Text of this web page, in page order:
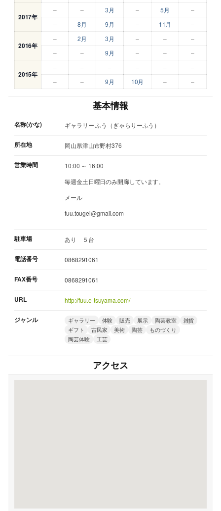
2017年
– – 3月 – 5月
–
–
8月 9月 – 11月 –
2016年
– 2月 3月 – –
–
–
– 9月 – – –
2015年
– – – – –
–
–
– 9月 10月 – –
基本情報
名称(かな) ギャラリー ふう（ぎゃらりーふう）
所在地 岡山県津山市野村376
営業時間
10:00 ～ 16:00
毎週金土日曜日のみ開廊しています。
メール
fuu.tougei@gmail.com
駐車場 あり ５台
電話番号 0868291061
FAX番号 0868291061
URL http://fuu.e-tsuyama.com/
ジャンル ギャラリー 体験 販売 展示 陶芸教室
雑貨
ギフト
古民家 美術 陶芸
ものづくり
陶芸体験
工芸
アクセス